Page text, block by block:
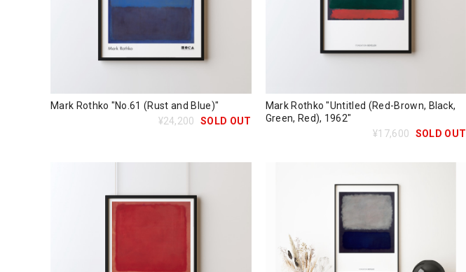
Mark Rothko "No.61 (Rust and Blue)"
¥24,200
SOLD OUT
Mark Rothko "Untitled (Red-Brown, Black,
Green, Red), 1962"
¥17,600
SOLD OUT